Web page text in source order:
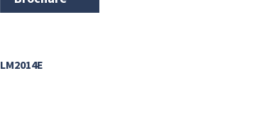
LM2014E